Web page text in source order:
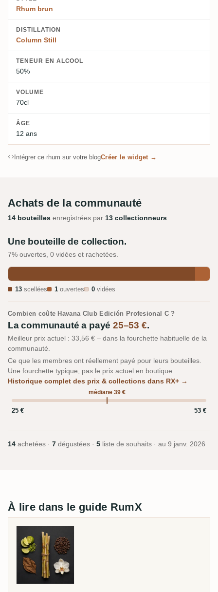
Rhum brun
DISTILLATION
Column Still
TENEUR EN ALCOOL
50%
VOLUME
70cl
ÂGE
12 ans
Intégrer ce rhum sur votre blogCréer le widget →
Achats de la communauté
14 bouteilles enregistrées par 13 collectionneurs.
Une bouteille de collection.
7% ouvertes, 0 vidées et rachetées.
13 scellées 1 ouvertes 0 vidées
Combien coûte Havana Club Edición Profesional C ?
La communauté a payé25–53 €.
Meilleur prix actuel : 33,56 € – dans la fourchette habituelle de la
communauté.
Ce que les membres ont réellement payé pour leurs bouteilles.
Une fourchette typique, pas le prix actuel en boutique.
Historique complet des prix & collections dans RX+ →
médiane 39 €
25 € 53 €
14 achetées · 7 dégustées · 5 liste de souhaits · au 9 janv. 2026
À lire dans le guide RumX